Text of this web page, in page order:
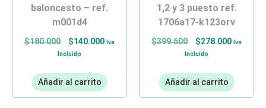
baloncesto – ref.
m001d4
$180.000 $140.000 Iva
Incluido
Añadir al carrito
1,2 y 3 puesto ref.
1706a17-k123orv
$399.600 $278.000 Iva
Incluido
Añadir al carrito